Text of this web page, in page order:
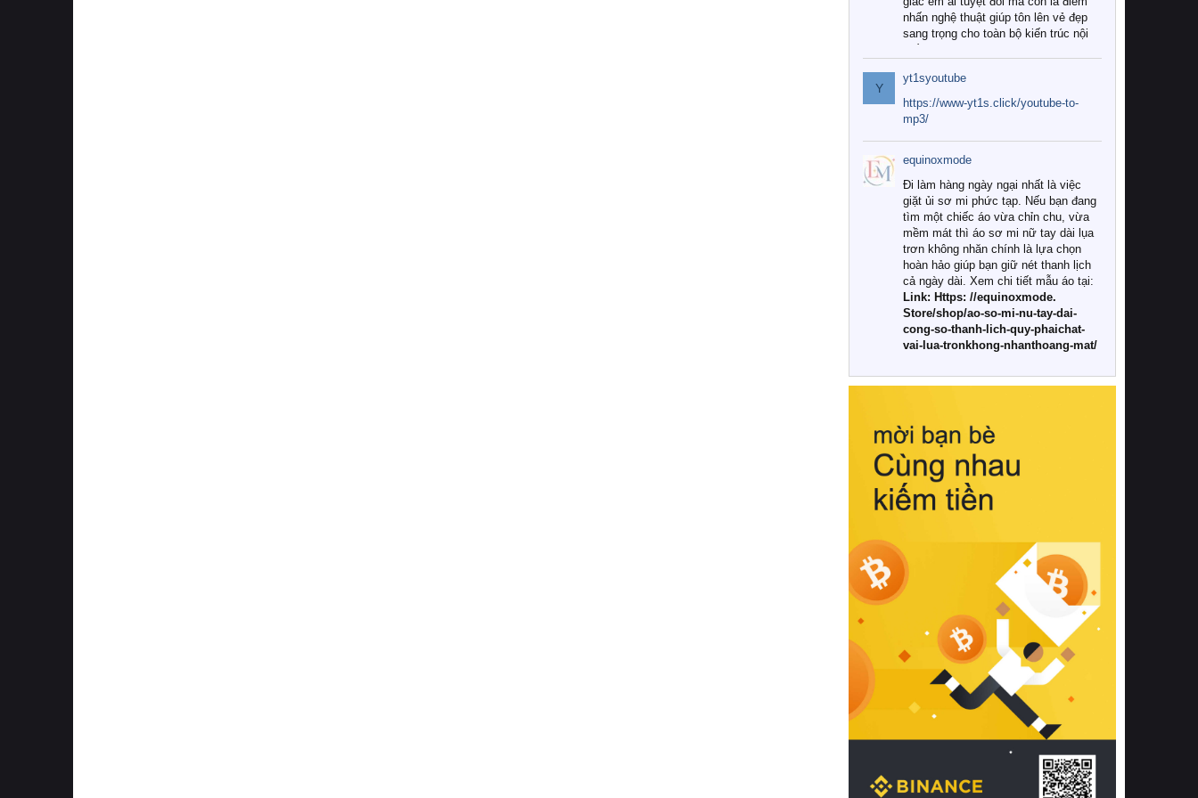
nhấn nghệ thuật giúp tôn lên vẻ đẹp
sang trọng cho toàn bộ kiến trúc nội
Tuy nhiên, giữa thị trường đa dạng
với vô vàn thương hiệu và mẫu mã
như hiện nay, làm thế nào để chọn
được những bộ chăn ga gối đệm cao
cấp thực sự chất lượng, phù hợp với
khí hậu và nhu cầu sử dụng của gia
đình? Hãy cùng chúng tôi đi tìm lời
giải đáp chi tiết qua bài viết dưới đây.
1. Tại sao các gia đình hiện đại lại ưa
chuộng chăn ga gối đệm cao cấp?
Khác với các dòng sản phẩm thông
thường, những bộ chăn ga gối đệm
cao cấp trải qua quy trình sản xuất
nghiêm ngặt từ khâu chọn lọc nguyên
liệu tự nhiên đến công nghệ dệt
nhuộm hiện đại không chứa hóa chất
này, bạn sẽ cảm nhận rõ rệt sự khác
hồi chuẩn xác của phần đệm nâng đỡ
cột sống.
Bên cạnh đó, việc lựa chọn các dòng
sản phẩm đạt chuẩn chất lượng quốc
tế còn giúp ngăn ngừa tình trạng kích
khuẩn và nấm mốc trong điều kiện
thời tiết nóng ẩm. Bạn có thể tìm hiểu
thêm các nghiên cứu khoa học về tác
động của giấc ngủ và môi trường
phòng ngủ đối với sức khỏe con
người tại Sleep Foundation (External
Link) để có cái nhìn toàn diện hơn.
2. Các tiêu chí vàng khi lựa chọn
chăn ga gối đệm cao cấp cho phòng
ngủ
Để sở hữu một bộ chăn ga gối đệm
cao cấp hoàn hảo cả về thẩm mỹ lẫn
công năng, người tiêu dùng cần cân
nhắc kỹ lưỡng các tiêu chí quan trọng
Y
yt1syoutube
https://www-yt1s.click/youtube-to-
mp3/
equinoxmode
Đi làm hàng ngày ngại nhất là việc
giặt ủi sơ mi phức tạp. Nếu bạn đang
tìm một chiếc áo vừa chỉn chu, vừa
mềm mát thì áo sơ mi nữ tay dài lụa
trơn không nhăn chính là lựa chọn
hoàn hảo giúp bạn giữ nét thanh lịch
cả ngày dài. Xem chi tiết mẫu áo tại:
Link: Https: //equinoxmode.
Store/shop/ao-so-mi-nu-tay-dai-
cong-so-thanh-lich-quy-phaichat-
vai-lua-tronkhong-nhanthoang-mat/